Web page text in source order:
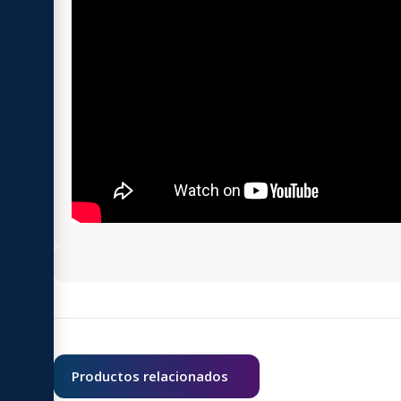
Productos relacionados